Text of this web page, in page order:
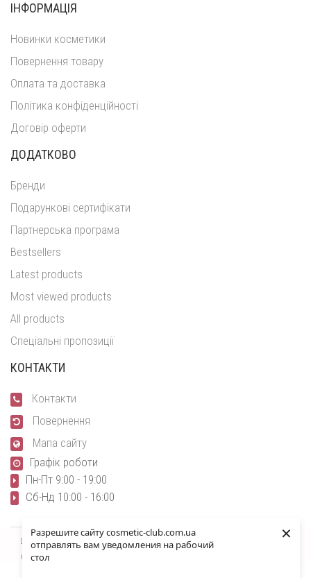
Разрешите сайту cosmetic-club.com.ua
отправлять вам уведомления на рабочий
стол
×
ІНФОРМАЦІЯ
Новинки косметики
Повернення товару
Оплата та доставка
Політика конфіденційності
Договір оферти
ДОДАТКОВО
Бренди
Подарункові сертифікати
Партнерська програма
Bestsellers
Latest products
Most viewed products
All products
Спеціальні пропозиції
КОНТАКТИ
Контакти
Повернення
Мапа сайту
Графік роботи
Пн-Пт 9:00 - 19:00
Сб-Нд 10:00 - 16:00
cosmetic-club.com.ua
Cosmetic-Club - інтернет-магазин косметики © 2026